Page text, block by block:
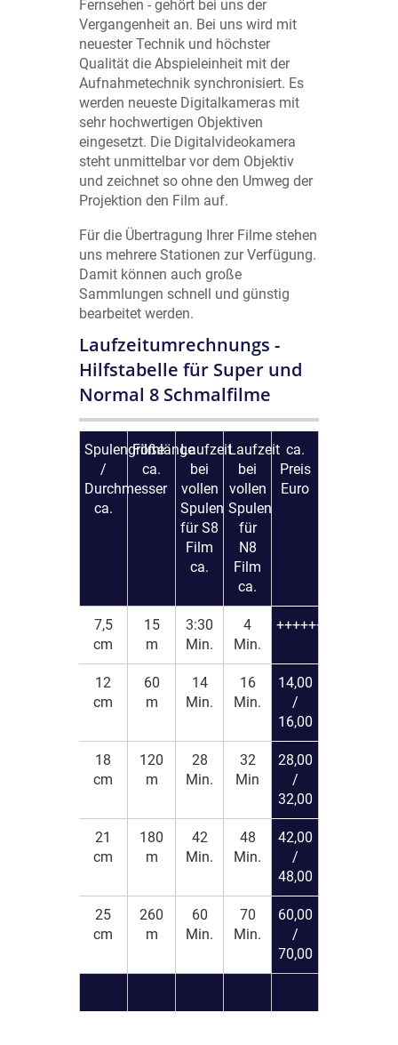
Fernsehen - gehört bei uns der
Vergangenheit an. Bei uns wird mit
neuester Technik und höchster
Qualität die Abspieleinheit mit der
Aufnahmetechnik synchronisiert. Es
werden neueste Digitalkameras mit
sehr hochwertigen Objektiven
eingesetzt. Die Digitalvideokamera
steht unmittelbar vor dem Objektiv
und zeichnet so ohne den Umweg der
Projektion den Film auf.
Für die Übertragung Ihrer Filme stehen
uns mehrere Stationen zur Verfügung.
Damit können auch große
Sammlungen schnell und günstig
bearbeitet werden.
Laufzeitumrechnungs -
Hilfstabelle für Super und
Normal 8 Schmalfilme
Spulengröße
/
Durchmesser
ca.
Filmlänge
ca.
Laufzeit
bei
vollen
Spulen
für S8
Film
ca.
Laufzeit
bei
vollen
Spulen
für
N8
Film
ca.
ca.
Preis
Euro
7,5
cm
15
m
3:30
Min.
4
Min.
++++++++
12
cm
60
m
14
Min.
16
Min.
14,00
/
16,00
18
cm
120
m
28
Min.
32
Min
28,00
/
32,00
21
cm
180
m
42
Min.
48
Min.
42,00
/
48,00
25
cm
260
m
60
Min.
70
Min.
60,00
/
70,00